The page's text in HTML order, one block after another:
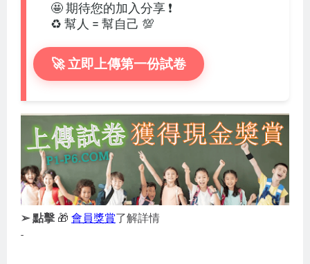
🤩 期待您的加入分享 ❗
♻️ 幫人 = 幫自己 💯
🚀 立即上傳第一份試卷
➢ 點擊 🎁 會員獎賞了解詳情
-